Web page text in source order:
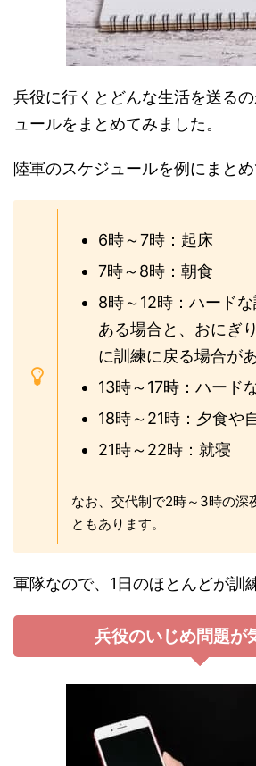
兵役に行くとどんな生活を送る
ュールをまとめてみました。
陸軍のスケジュールを例にまとめ
6時～7時：起床
7時～8時：朝食
8時～12時：ハード
ある場合と、おにぎ
に訓練に戻る場合があ
13時～17時：ハード
18時～21時：夕食や
21時～22時：就寝
なお、交代制で2時～3時の深
ともあります。
軍隊なので、1日のほとんどが訓
兵役のいじめ問題が